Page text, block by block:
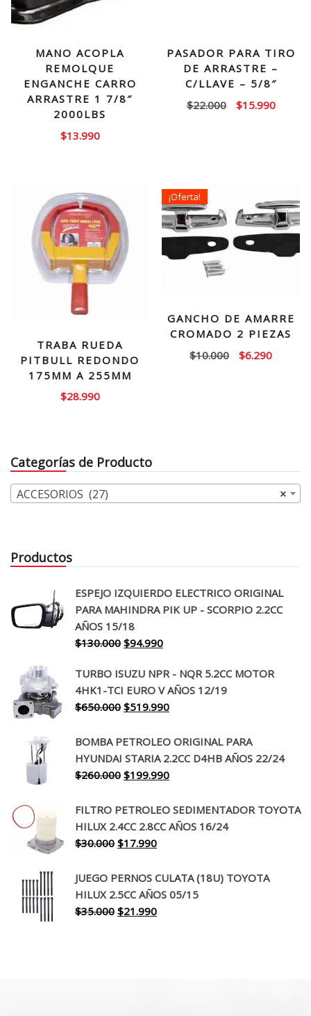
MANO ACOPLA
REMOLQUE
ENGANCHE CARRO
ARRASTRE 1 7/8″
2000LBS
$13.990
PASADOR PARA TIRO
DE ARRASTRE –
C/LLAVE – 5/8″
$22.000
El
$15.990El
TRABA RUEDA
PITBULL REDONDO
175MM A 255MM
$28.990
¡Oferta!
GANCHO DE AMARRE
CROMADO 2 PIEZAS
$10.000
El
$6.290El
Categorías de Producto
×
ACCESORIOS (27)
Productos
ESPEJO IZQUIERDO ELECTRICO ORIGINAL
PARA MAHINDRA PIK UP - SCORPIO 2.2CC
AÑOS 15/18
$130.000 El
original
era:
$130.000.
$94.990El
actual
es:
$94.990.
TURBO ISUZU NPR - NQR 5.2CC MOTOR
4HK1-TCI EURO V AÑOS 12/19
$650.000 El
original
era:
$650.000.
$519.990El
actual
es:
$519.990.
BOMBA PETROLEO ORIGINAL PARA
HYUNDAI STARIA 2.2CC D4HB AÑOS 22/24
$260.000 El
original
era:
$260.000.
$199.990El
actual
es:
FILTRO PETROLEO SEDIMENTADOR TOYOTA
HILUX 2.4CC 2.8CC AÑOS 16/24
$30.000 El
original
era:
$30.000.
$17.990El
actual
es:
$17.990.
JUEGO PERNOS CULATA (18U) TOYOTA
HILUX 2.5CC AÑOS 05/15
$35.000 El
$21.990El